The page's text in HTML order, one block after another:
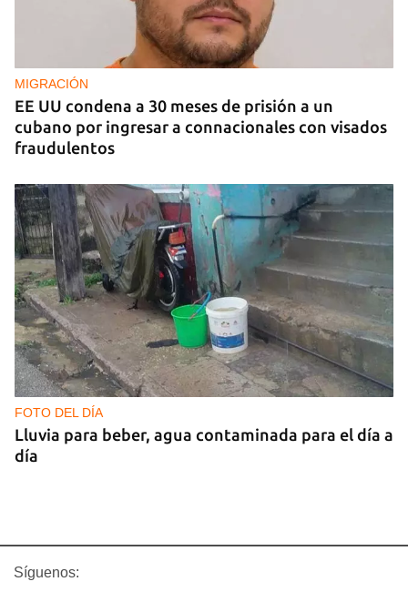
MIGRACIÓN
EE UU condena a 30 meses de prisión a un
cubano por ingresar a connacionales con visados
fraudulentos
FOTO DEL DÍA
Lluvia para beber, agua contaminada para el día a
día
Síguenos: